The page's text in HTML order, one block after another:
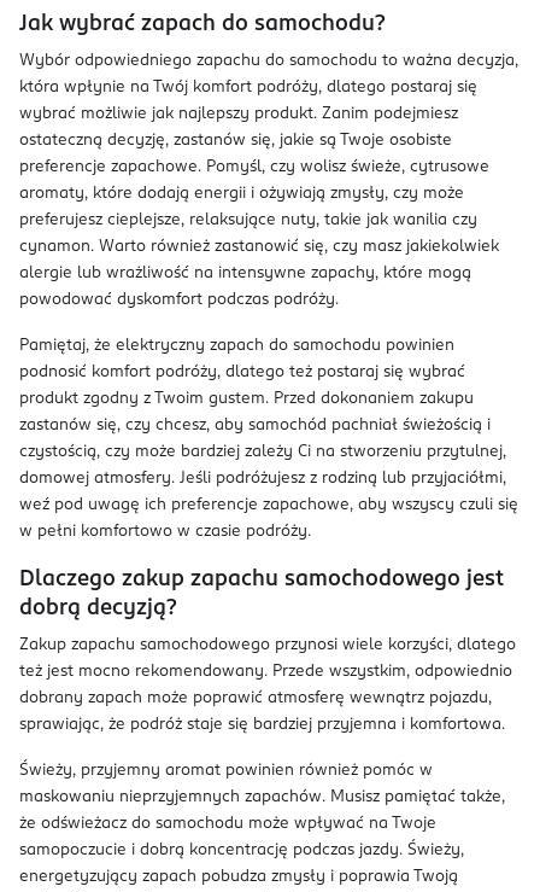
Jak wybrać zapach do samochodu?
Wybór odpowiedniego zapachu do samochodu to ważna decyzja,
która wpłynie na Twój komfort podróży, dlatego postaraj się
wybrać możliwie jak najlepszy produkt. Zanim podejmiesz
ostateczną decyzję, zastanów się, jakie są Twoje osobiste
preferencje zapachowe. Pomyśl, czy wolisz świeże, cytrusowe
aromaty, które dodają energii i ożywiają zmysły, czy może
preferujesz cieplejsze, relaksujące nuty, takie jak wanilia czy
cynamon. Warto również zastanowić się, czy masz jakiekolwiek
alergie lub wrażliwość na intensywne zapachy, które mogą
powodować dyskomfort podczas podróży.
Pamiętaj, że elektryczny zapach do samochodu powinien
podnosić komfort podróży, dlatego też postaraj się wybrać
produkt zgodny z Twoim gustem. Przed dokonaniem zakupu
zastanów się, czy chcesz, aby samochód pachniał świeżością i
czystością, czy może bardziej zależy Ci na stworzeniu przytulnej,
domowej atmosfery. Jeśli podróżujesz z rodziną lub przyjaciółmi,
weź pod uwagę ich preferencje zapachowe, aby wszyscy czuli się
w pełni komfortowo w czasie podróży.
Dlaczego zakup zapachu samochodowego jest
dobrą decyzją?
Zakup zapachu samochodowego przynosi wiele korzyści, dlatego
też jest mocno rekomendowany. Przede wszystkim, odpowiednio
dobrany zapach może poprawić atmosferę wewnątrz pojazdu,
sprawiając, że podróż staje się bardziej przyjemna i komfortowa.
Świeży, przyjemny aromat powinien również pomóc w
maskowaniu nieprzyjemnych zapachów. Musisz pamiętać także,
że odświeżacz do samochodu może wpływać na Twoje
samopoczucie i dobrą koncentrację podczas jazdy. Świeży,
energetyzujący zapach pobudza zmysły i poprawia Twoją